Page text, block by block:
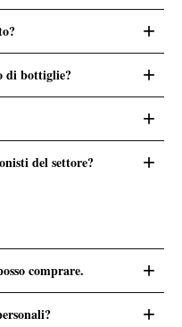
+
di bottiglie? +
+
del settore? +
comprare. +
+